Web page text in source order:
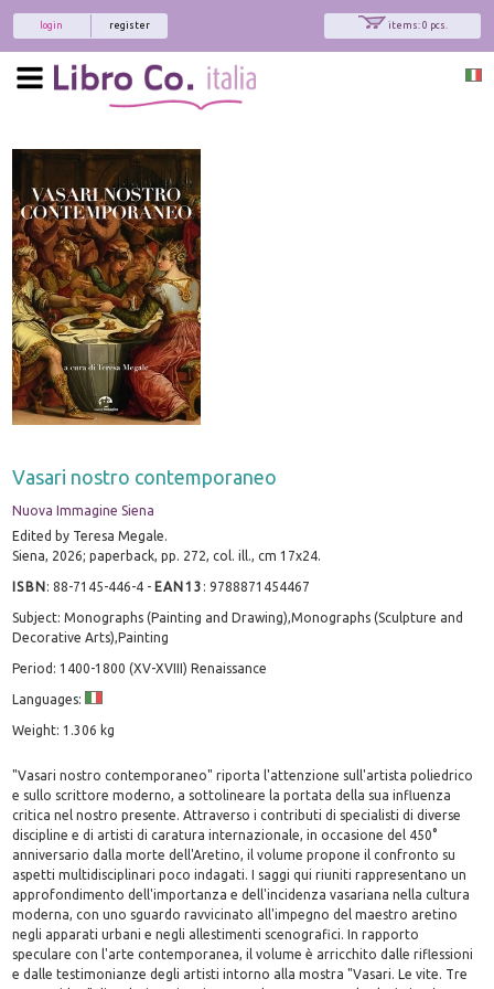
items: 0 pcs.
register
login
Vasari nostro contemporaneo
Nuova Immagine Siena
Edited by Teresa Megale.
Siena, 2026; paperback, pp. 272, col. ill., cm 17x24.
ISBN:88-7145-446-4 - EAN13 :9788871454467
Subject: Monographs (Painting and Drawing),Monographs (Sculpture and
Decorative Arts),Painting
Period: 1400-1800 (XV-XVIII) Renaissance
Languages:
Weight: 1.306 kg
"Vasari nostro contemporaneo" riporta l'attenzione sull'artista poliedrico
e sullo scrittore moderno, a sottolineare la portata della sua influenza
critica nel nostro presente. Attraverso i contributi di specialisti di diverse
discipline e di artisti di caratura internazionale, in occasione del 450°
anniversario dalla morte dell'Aretino, il volume propone il confronto su
aspetti multidisciplinari poco indagati. I saggi qui riuniti rappresentano un
approfondimento dell'importanza e dell'incidenza vasariana nella cultura
moderna, con uno sguardo ravvicinato all'impegno del maestro aretino
negli apparati urbani e negli allestimenti scenografici. In rapporto
speculare con l'arte contemporanea, il volume è arricchito dalle riflessioni
e dalle testimonianze degli artisti intorno alla mostra "Vasari. Le vite. Tre